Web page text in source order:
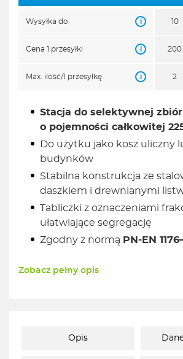
Wysyłka do i 10
Cena 1 przesyłki i 200
Max. ilość/1 przesyłkę i 2
Stacja do selektywnej
o pojemności całkowitej
Do użytku jako kosz uliczny
budynków
Stabilna konstrukcja ze
daszkiem i drewnianymi
Tabliczki z oznaczeniami
ułatwiające segregację
Zgodny z normą PN-EN
Zobacz pełny opis
Opis